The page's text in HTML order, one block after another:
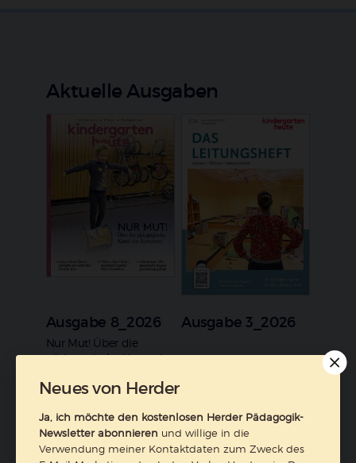
Aktuelle Ausgaben
Ausgabe 8_2026
:
Nur Mut! Über die
pädagogische Kunst des
Zum Heft
Ausgabe 3_2026
Zum Heft
Neues von Herder
Ja, ich möchte den kostenlosen Herder Pädagogik-
Newsletter abonnieren und willige in die
Verwendung meiner Kontaktdaten zum Zweck des